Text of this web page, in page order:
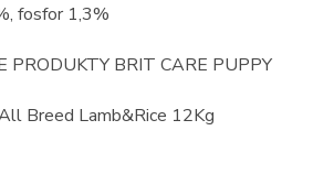
fosfor 1,3%
PRODUKTY BRIT CARE PUPPY
Breed Lamb&Rice 12Kg